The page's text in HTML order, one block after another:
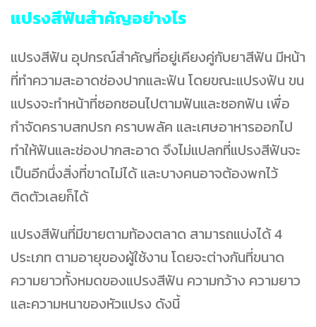
แปรงสีฟันสำคัญอย่างไร
แปรงสีฟัน อุปกรณ์สำคัญที่อยู่เคียงคู่กับยาสีฟัน มีหน้า
ที่ทำความสะอาดช่องปากและฟัน โดยขณะแปรงฟัน ขน
แปรงจะทำหน้าที่ซอกซอนไปตามฟันและซอกฟัน เพื่อ
กำจัดคราบสกปรก คราบพลัค และเศษอาหารออกไป
ทำให้ฟันและช่องปากสะอาด จึงไม่แปลกที่แปรงสีฟันจะ
เป็นอีกนึ่งสิ่งที่ขาดไม่ได้ และบางคนอาจต้องพกไว้
ติดตัวเลยก็ได้
แปรงสีฟันที่มีขายตามท้องตลาด สามารถแบ่งได้ 4
ประเภท ตามอายุของผู้ใช้งาน โดยจะต่างกันที่ขนาด
ความยาวทั้งหมดของแปรงสีฟัน ความกว้าง ความยาว
และความหนาของหัวแปรง ดังนี้